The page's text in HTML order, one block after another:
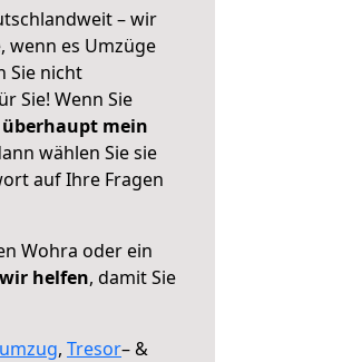
– wir
wenn es Umzüge
Sie nicht
Sie! Wenn Sie
mein
wählen Sie sie
auf Ihre Fragen
Wohra oder ein
wir helfen, damit Sie
, Tresor– &